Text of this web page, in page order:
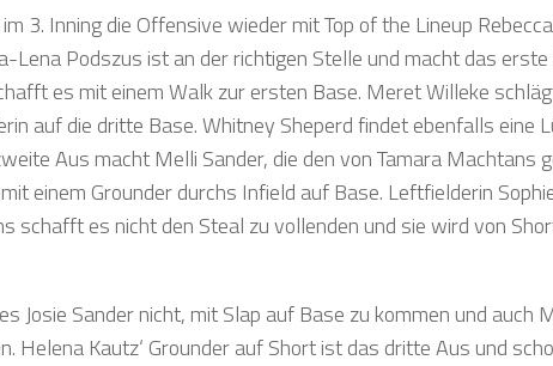
3. Inning die Offensive wieder mit Top of the Lineup
Lena Podszus ist an der richtigen Stelle und macht das
es mit einem Walk zur ersten Base. Meret Willeke
auf die dritte Base. Whitney Sheperd findet ebenfalls eine
Aus macht Melli Sander, die den von Tamara Machtans
einem Grounder durchs Infield auf Base. Leftfielderin
schafft es nicht den Steal zu vollenden und sie wird von
Josie Sander nicht, mit Slap auf Base zu kommen und auch
Helena Kautz‘ Grounder auf Short ist das dritte Aus und